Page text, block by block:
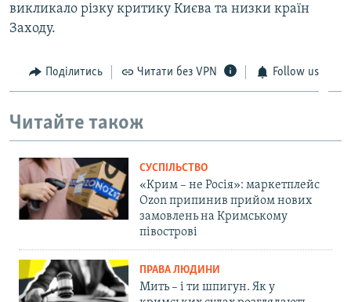
викликало різку критику Києва та низки країн
Заходу.
Поділитись Читати без VPN Follow us
Читайте також
СУСПІЛЬСТВО
«Крим – не Росія»: маркетплейс
Ozon припинив прийом нових
замовлень на Кримському
півострові
ПРАВА ЛЮДИНИ
Мить – і ти шпигун. Як у